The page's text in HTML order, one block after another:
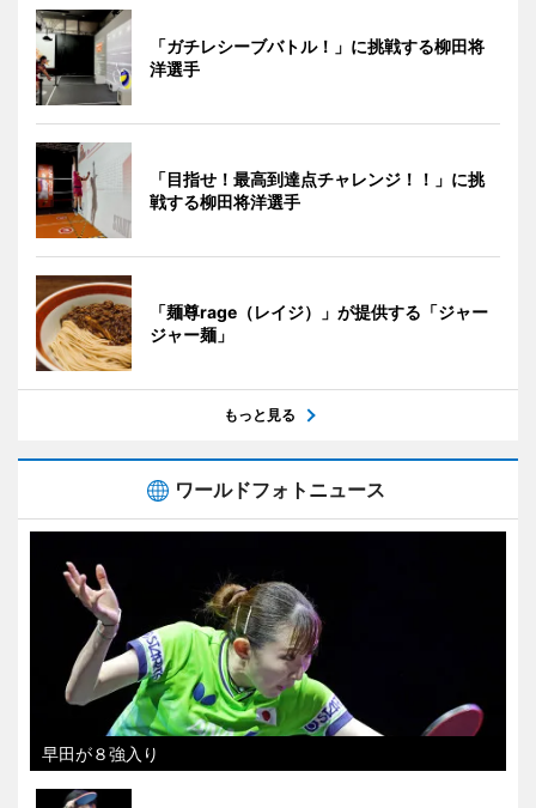
「ガチレシーブバトル！」に挑戦する柳田将
洋選手
「目指せ！最高到達点チャレンジ！！」に挑
戦する柳田将洋選手
「麺尊rage（レイジ）」が提供する「ジャー
ジャー麺」
もっと見る
ワールドフォトニュース
早田が８強入り